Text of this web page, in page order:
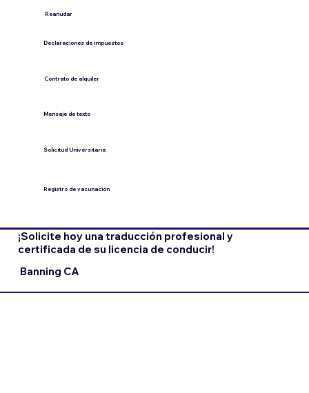
Contrato de alquiler
​Reanudar
Declaraciones de impuestos
​Mensaje de texto
​Solicitud Universitaria
Registro de vacunación
¡Solicite hoy una traducción profesional y
certificada de su licencia de conducir!
Banning CA